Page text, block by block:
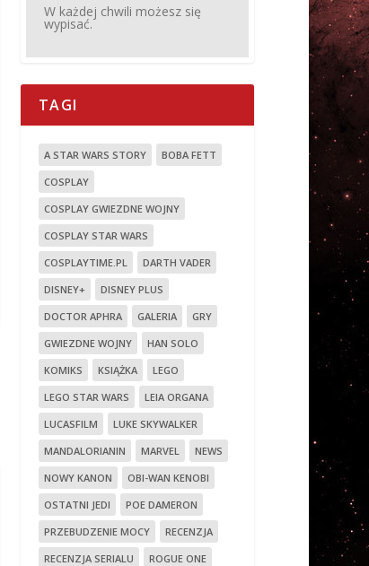
W każdej chwili możesz się
wypisać.
TAGI
A STAR WARS STORY
BOBA FETT
COSPLAY
COSPLAY GWIEZDNE WOJNY
COSPLAY STAR WARS
COSPLAYTIME.PL
DARTH VADER
DISNEY+
DISNEY PLUS
DOCTOR APHRA
GALERIA
GRY
GWIEZDNE WOJNY
HAN SOLO
KOMIKS
KSIĄŻKA
LEGO
LEGO STAR WARS
LEIA ORGANA
LUCASFILM
LUKE SKYWALKER
MANDALORIANIN
MARVEL
NEWS
NOWY KANON
OBI-WAN KENOBI
OSTATNI JEDI
POE DAMERON
PRZEBUDZENIE MOCY
RECENZJA
RECENZJA SERIALU
ROGUE ONE